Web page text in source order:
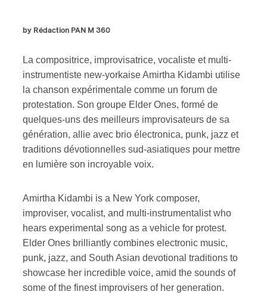
by Rédaction PAN M 360
La compositrice, improvisatrice, vocaliste et multi-
instrumentiste new-yorkaise Amirtha Kidambi utilise
la chanson expérimentale comme un forum de
protestation. Son groupe Elder Ones, formé de
quelques-uns des meilleurs improvisateurs de sa
génération, allie avec brio électronica, punk, jazz et
traditions dévotionnelles sud-asiatiques pour mettre
en lumière son incroyable voix.
Amirtha Kidambi is a New York composer,
improviser, vocalist, and multi-instrumentalist who
hears experimental song as a vehicle for protest.
Elder Ones brilliantly combines electronic music,
punk, jazz, and South Asian devotional traditions to
showcase her incredible voice, amid the sounds of
some of the finest improvisers of her generation.